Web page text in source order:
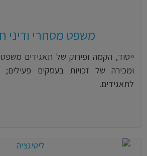
משפט מסחרי ודיני
ייסוד, הקמה ופירוק של תאגידים
ומכירה של זכויות בעסקים פעילים;
לתאגידים.